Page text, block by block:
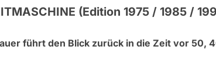
(Edition 1975 / 1985 /
führt den Blick zurück in die Zeit vor 50,